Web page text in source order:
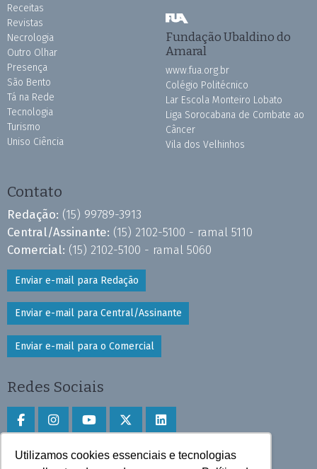
Utilizamos cookies essenciais e tecnologias
Receitas
Revistas
Necrologia
Outro Olhar
Presença
São Bento
Tá na Rede
Tecnologia
Turismo
Uniso Ciência
Fundação Ubaldino do
Amaral
www.fua.org.br
Colégio Politécnico
Lar Escola Monteiro Lobato
Liga Sorocabana de Combate ao
Câncer
Vila dos Velhinhos
Contato
Redação: (15) 99789-3913
Central/Assinante: (15) 2102-5100 - ramal 5110
Comercial: (15) 2102-5100 - ramal 5060
Enviar e-mail para Redação
Enviar e-mail para Central/Assinante
Enviar e-mail para o Comercial
Redes Sociais
Faça download do aplicativo